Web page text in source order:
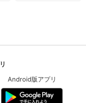
Android版アプリ